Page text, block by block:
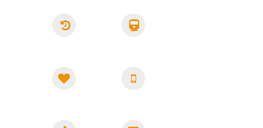
Flex.
Jobticket
Super
Smartphone